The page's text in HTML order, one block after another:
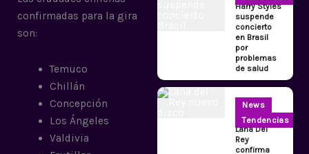
confirmadas para la gira
son:
Temuco
Chillán
Concepción
Los Ángeles
Valdivia
Harry Styles
suspende
concierto
en Brasil
por
problemas
de salud
News
Tendencias
Lana Del
Rey
confirma